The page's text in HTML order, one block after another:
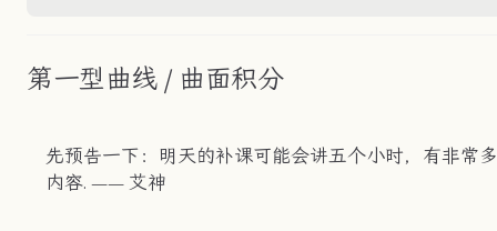
第一型曲线 / 曲面积分
先预告一下：明天的补课可能会讲五个小时，有非常多
内容. —— 艾神